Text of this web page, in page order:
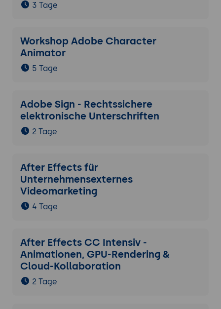
3 Tage
Workshop Adobe Character
Animator
5 Tage
Adobe Sign - Rechtssichere
elektronische Unterschriften
2 Tage
After Effects für
Unternehmensexternes
Videomarketing
4 Tage
After Effects CC Intensiv -
Animationen, GPU-Rendering &
Cloud-Kollaboration
2 Tage